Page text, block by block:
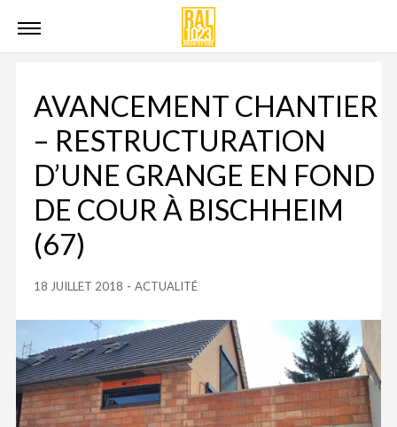
AVANCEMENT CHANTIER
– RESTRUCTURATION
D’UNE GRANGE EN FOND
DE COUR À BISCHHEIM
(67)
18 JUILLET 2018 - ACTUALITÉ